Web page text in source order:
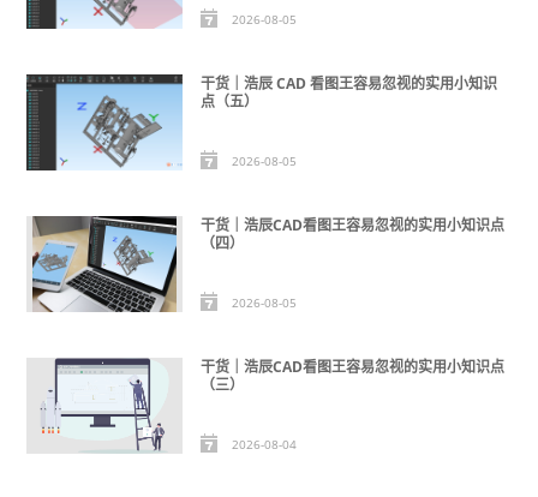
2026-08-05
干货｜浩辰 CAD 看图王容易忽视的实用小知识
点（五）
2026-08-05
干货｜浩辰CAD看图王容易忽视的实用小知识点
（四）
2026-08-05
干货｜浩辰CAD看图王容易忽视的实用小知识点
（三）
2026-08-04